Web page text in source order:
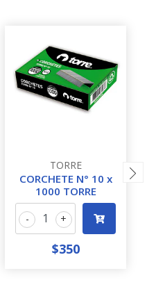
TORRE
CORCHETE N° 10 x
1000 TORRE
+
-
$350